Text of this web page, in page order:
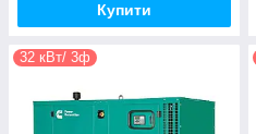
Купити
32 кВт/ 3ф